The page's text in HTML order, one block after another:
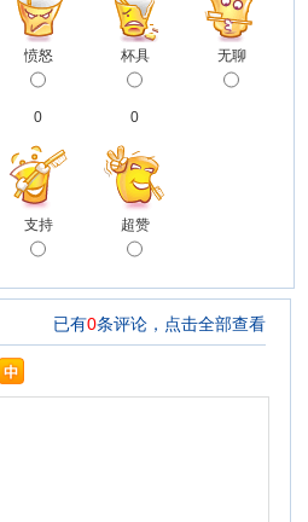
愤怒 杯具 无聊
0
支持
0
超赞